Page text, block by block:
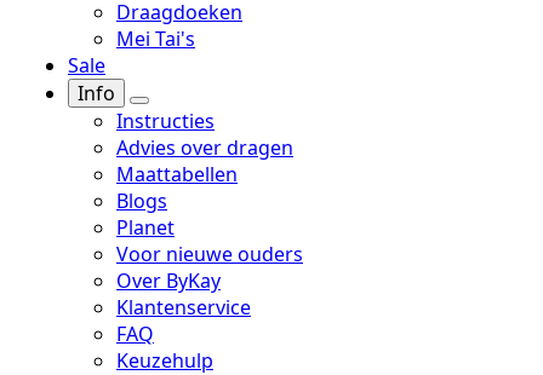
Draagdoeken
Mei Tai's
Sale
Info
Instructies
Advies over dragen
Maattabellen
Blogs
Planet
Voor nieuwe ouders
Over ByKay
Klantenservice
FAQ
Keuzehulp